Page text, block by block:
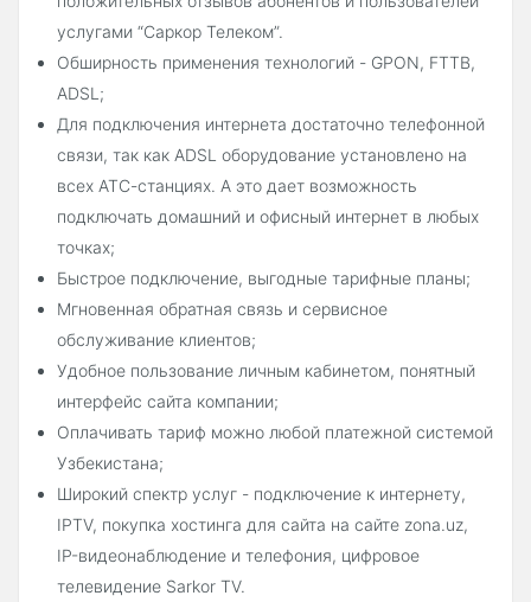
услугами “Саркор Телеком”.
Обширность применения технологий - GPON, FTTB,
ADSL;
Для подключения интернета достаточно телефонной
связи, так как ADSL оборудование установлено на
всех АТС-станциях. А это дает возможность
подключать домашний и офисный интернет в любых
точках;
Быстрое подключение, выгодные тарифные планы;
Мгновенная обратная связь и сервисное
обслуживание клиентов;
Удобное пользование личным кабинетом, понятный
интерфейс сайта компании;
Оплачивать тариф можно любой платежной системой
Узбекистана;
Широкий спектр услуг - подключение к интернету,
IPTV, покупка хостинга для сайта на сайте zona.uz,
IP-видеонаблюдение и телефония, цифровое
телевидение Sarkor TV.